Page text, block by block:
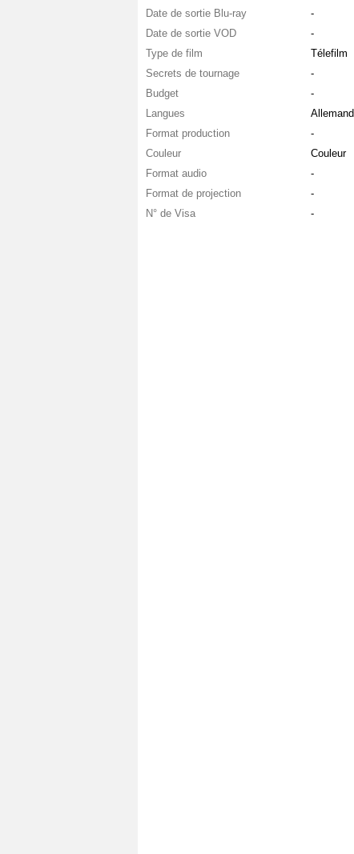
Date de sortie Blu-ray
-
Date de sortie VOD
-
Type de film
Télefilm
Secrets de tournage
-
Budget
-
Langues
Allemand
Format production
-
Couleur
Couleur
Format audio
-
Format de projection
-
N° de Visa
-